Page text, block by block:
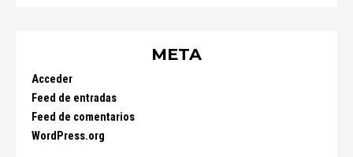
META
Acceder
Feed de entradas
Feed de comentarios
WordPress.org